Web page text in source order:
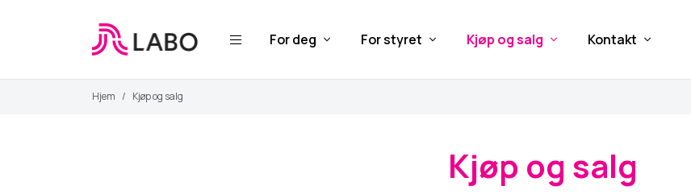
For deg For styret Kjøp og salg Kontakt
Hjem Kjøp og salg
Kjøp og salg